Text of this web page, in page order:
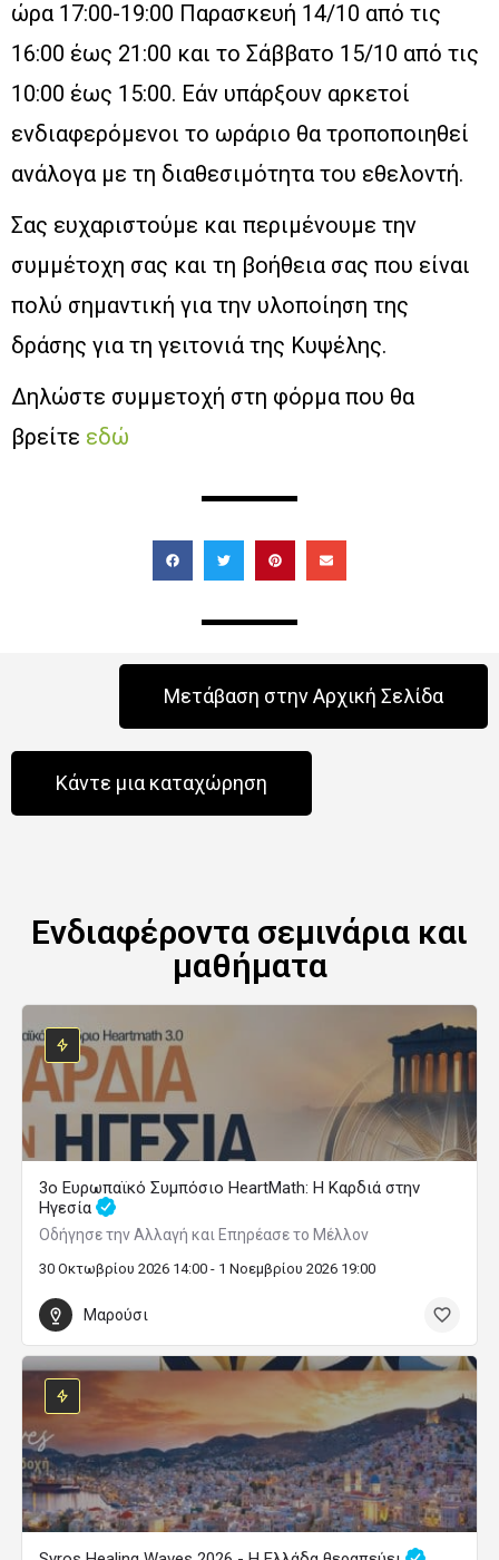
ώρα 17:00-19:00 Παρασκευή 14/10 από τις
16:00 έως 21:00 και το Σάββατο 15/10 από τις
10:00 έως 15:00. Εάν υπάρξουν αρκετοί
ενδιαφερόμενοι το ωράριο θα τροποποιηθεί
ανάλογα με τη διαθεσιμότητα του εθελοντή.
Σας ευχαριστούμε και περιμένουμε την
συμμέτοχη σας και τη βοήθεια σας που είναι
πολύ σημαντική για την υλοποίηση της
δράσης για τη γειτονιά της Κυψέλης.
Δηλώστε συμμετοχή στη φόρμα που θα
βρείτε εδώ
Μετάβαση στην Αρχική Σελίδα
Κάντε μια καταχώρηση
Ενδιαφέροντα σεμινάρια και
μαθήματα
3ο Ευρωπαϊκό Συμπόσιο HeartMath: Η Καρδιά στην
Ηγεσία
Οδήγησε την Αλλαγή και Επηρέασε το Μέλλον
30 Οκτωβρίου 2026 14:00 - 1 Νοεμβρίου 2026 19:00
Μαρούσι